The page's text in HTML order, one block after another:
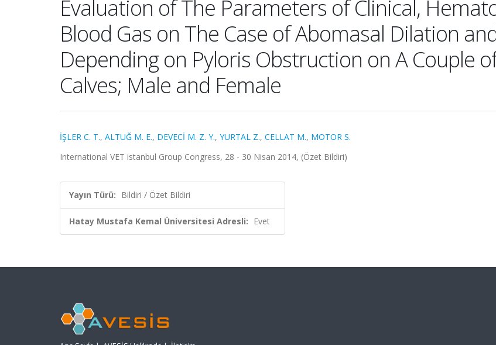
Evaluation of The Parameters of Clinical,
Blood Gas on The Case of Abomasal Dilation
Depending on Pyloris Obstruction on A Couple
Calves; Male and Female
İŞLER C. T., ALTUĞ M. E., DEVECİ M. Z. Y., YURTAL Z., CELLAT M., MOTOR S.
International VET istanbul Group Congress, 28 - 30 Nisan 2014, (Özet Bildiri)
Yayın Türü: Bildiri / Özet Bildiri
Hatay Mustafa Kemal Üniversitesi Adresli: Evet